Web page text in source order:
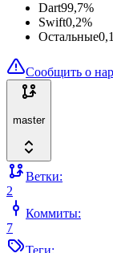
Dart99,7%
Swift0,2%
Остальные0,1
Сообщить о
master
Ветки:
2
Коммиты:
7
Теги: